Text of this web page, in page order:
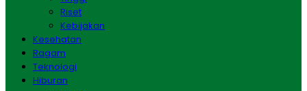
Riset
Kebijakan
Kesehatan
Ragam
Teknologi
Hiburan